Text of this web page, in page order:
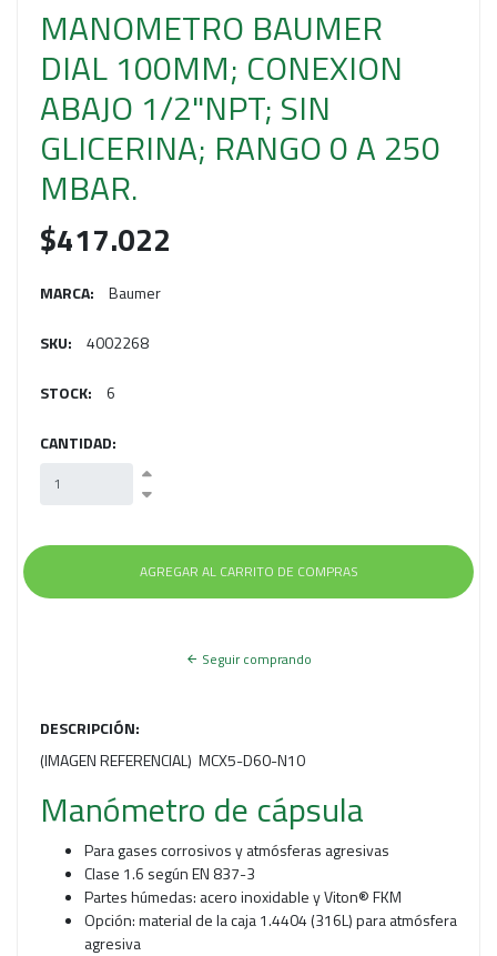
MANOMETRO BAUMER
DIAL 100MM; CONEXION
ABAJO 1/2"NPT; SIN
GLICERINA; RANGO 0 A 250
MBAR.
$417.022
MARCA: Baumer
SKU: 4002268
STOCK: 6
CANTIDAD:
Seguir comprando
DESCRIPCIÓN:
(IMAGEN REFERENCIAL) MCX5-D60-N10
Manómetro de cápsula
Para gases corrosivos y atmósferas agresivas
Clase 1.6 según EN 837-3
Partes húmedas: acero inoxidable y Viton® FKM
Opción: material de la caja 1.4404 (316L) para atmósfera
agresiva